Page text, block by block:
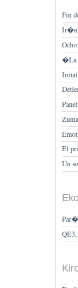
Fin
Ir�n
�La
El
Un
QE3,